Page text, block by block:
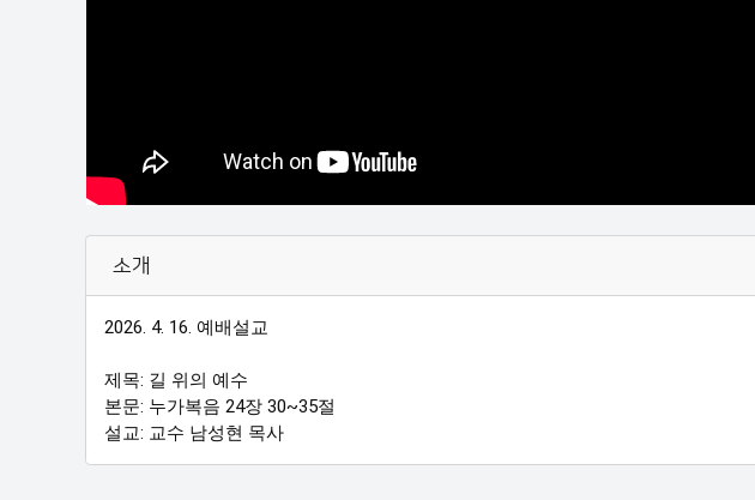
소개
2026. 4. 16. 예배설교
제목: 길 위의 예수
본문: 누가복음 24장 30~35절
설교: 교수 남성현 목사